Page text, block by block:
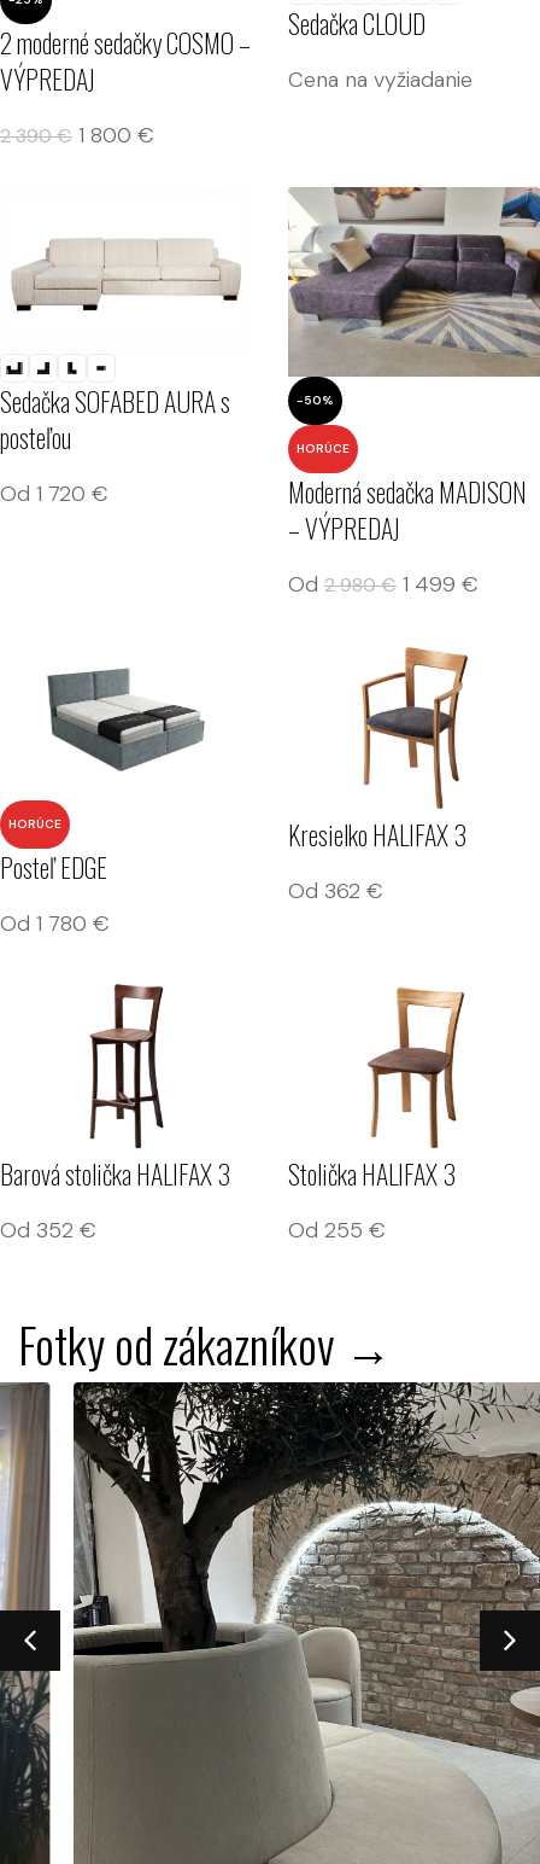
2 moderné sedačky COSMO –
VÝPREDAJ
2 390€ 1 800 €
Sedačka CLOUD
Cena na vyžiadanie
Sedačka SOFABED AURA s
posteľou
Od 1 720 €
-50%
HORÚCE
Moderná sedačka MADISON
– VÝPREDAJ
Od 2 980€ 1 499 €
HORÚCE
Posteľ EDGE
Od 1 780 €
Kresielko HALIFAX 3
Od 362 €
Barová stolička HALIFAX 3
Od 352 €
Stolička HALIFAX 3
Od 255 €
Fotky od zákazníkov →